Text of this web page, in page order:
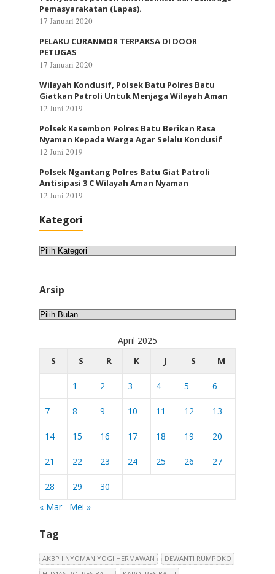
Pemasyarakatan (Lapas).
17 Januari 2020
PELAKU CURANMOR TERPAKSA DI DOOR
PETUGAS
17 Januari 2020
Wilayah Kondusif, Polsek Batu Polres Batu
Giatkan Patroli Untuk Menjaga Wilayah Aman
12 Juni 2019
Polsek Kasembon Polres Batu Berikan Rasa
Nyaman Kepada Warga Agar Selalu Kondusif
12 Juni 2019
Polsek Ngantang Polres Batu Giat Patroli
Antisipasi 3 C Wilayah Aman Nyaman
12 Juni 2019
Kategori
Kategori
Arsip
Arsip
April 2025
S
S R K J S M
1 2 3 4 5 6
7 8 9 10 11 12 13
14 15 16 17 18 19 20
21 22 23 24 25 26 27
28 29
30
« Mar
Mei »
Tag
AKBP I NYOMAN YOGI HERMAWAN
DEWANTI RUMPOKO